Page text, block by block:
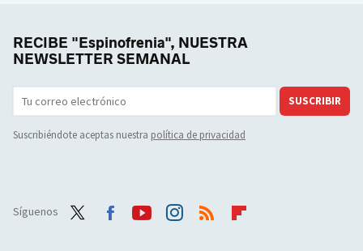
RECIBE "Espinofrenia", NUESTRA
NEWSLETTER SEMANAL
SUSCRIBIR
Suscribiéndote aceptas nuestra política de privacidad
Síguenos